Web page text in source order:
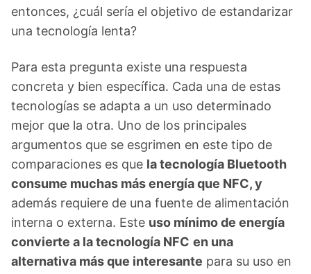
entonces, ¿cuál sería el objetivo de estandarizar
una tecnología lenta?
Para esta pregunta existe una respuesta
concreta y bien específica. Cada una de estas
tecnologías se adapta a un uso determinado
mejor que la otra. Uno de los principales
argumentos que se esgrimen en este tipo de
comparaciones es que la tecnología Bluetooth
consume muchas más energía que NFC, y
además requiere de una fuente de alimentación
interna o externa. Este uso mínimo de energía
convierte a la tecnología NFC en una
alternativa más que interesante para su uso en